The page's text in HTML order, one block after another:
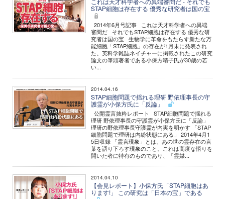
STAP細胞は存在する 優秀な研究者は国の宝
2014年6月号記事 これは天才科学者への異端
審問だ それでもSTAP細胞は存在する 優秀な研
究者は国の宝 生物学に革命をもたらす新たな万
能細胞「STAP細胞」の存在が1月末に発表され
た。英科学雑誌ネイチャーに掲載されたこの研究
論文の筆頭著者である小保方晴子氏が30歳の若
い...
2014.04.16
STAP細胞問題で揺れる理研 野依理事長の守
護霊が小保方氏に「反論」
公開霊言抜粋レポート STAP細胞問題で揺れる
理研 野依理事長の守護霊が小保方氏に「反論」
理研の野依理事長守護霊が内実を明かす 「STAP
細胞問題で理研は内紛状態にある」 2014年4月1
5日収録 「霊言現象」とは、あの世の霊存在の言
葉を語り下ろす現象のこと。これは高度な悟りを
開いた者に特有のものであり、「霊媒...
2014.04.10
【会見レポート】小保方氏「STAP細胞はあ
ります!」 この研究は「日本の宝」である